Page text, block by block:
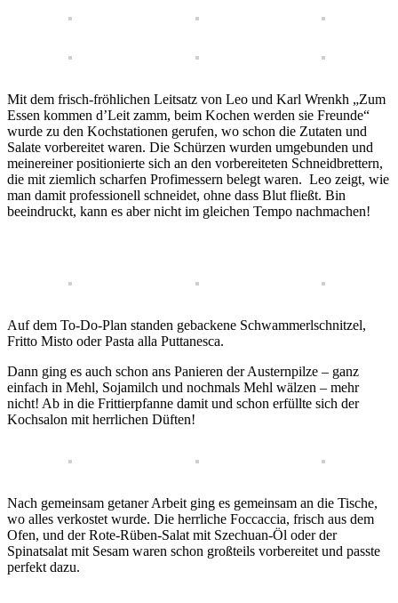
Mit dem frisch-fröhlichen Leitsatz von Leo und Karl Wrenkh „Zum
Essen kommen d’Leit zamm, beim Kochen werden sie Freunde“
wurde zu den Kochstationen gerufen, wo schon die Zutaten und
Salate vorbereitet waren. Die Schürzen wurden umgebunden und
meinereiner positionierte sich an den vorbereiteten Schneidbrettern,
die mit ziemlich scharfen Profimessern belegt waren. Leo zeigt, wie
man damit professionell schneidet, ohne dass Blut fließt. Bin
beeindruckt, kann es aber nicht im gleichen Tempo nachmachen!
Auf dem To-Do-Plan standen gebackene Schwammerlschnitzel,
Fritto Misto oder Pasta alla Puttanesca.
Dann ging es auch schon ans Panieren der Austernpilze – ganz
einfach in Mehl, Sojamilch und nochmals Mehl wälzen – mehr
nicht! Ab in die Frittierpfanne damit und schon erfüllte sich der
Kochsalon mit herrlichen Düften!
Nach gemeinsam getaner Arbeit ging es gemeinsam an die Tische,
wo alles verkostet wurde. Die herrliche Foccaccia, frisch aus dem
Ofen, und der Rote-Rüben-Salat mit Szechuan-Öl oder der
Spinatsalat mit Sesam waren schon großteils vorbereitet und passte
perfekt dazu.